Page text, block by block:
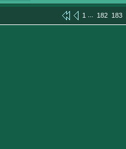
1 ... 182 183